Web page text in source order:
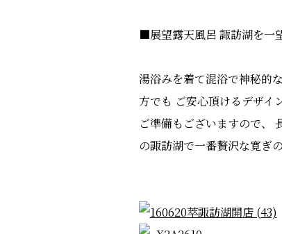
■展望露天風呂 諏訪湖を一
湯浴みを着て混浴で神秘的
方でも ご安心頂けるデザイ
ご準備もございますので、
の諏訪湖で一番贅沢な寛ぎ